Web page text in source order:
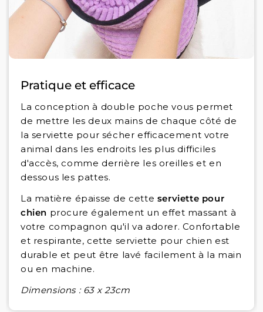
Pratique et efficace
La conception à double poche vous permet
de mettre les deux mains de chaque côté de
la serviette pour sécher efficacement votre
animal dans les endroits les plus difficiles
d'accès, comme derrière les oreilles et en
dessous les pattes.
La matière épaisse de cette serviette pour
chien procure également un effet massant à
votre compagnon qu'il va adorer. Confortable
et respirante, cette serviette pour chien est
durable et peut être lavé facilement à la main
ou en machine.
Dimensions : 63 x 23cm